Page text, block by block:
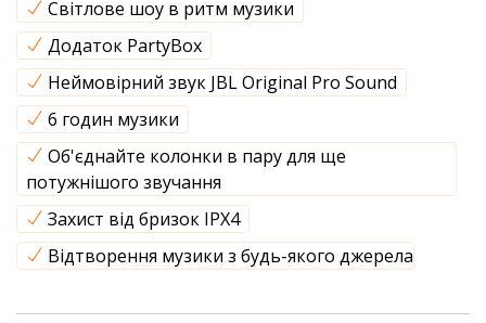
Світлове шоу в ритм музики
Додаток PartyBox
Неймовірний звук JBL Original Pro Sound
6 годин музики
Об'єднайте колонки в пару для ще
потужнішого звучання
Захист від бризок IPX4
Відтворення музики з будь-якого джерела